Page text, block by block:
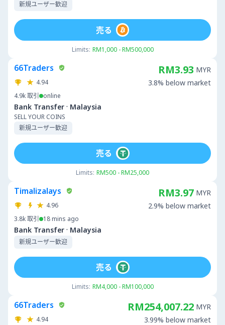
新規ユーザー歓迎
Limits: RM1,000 - RM500,000
売る
66Traders
4.94
4.9k取引 online
Bank Transfer · Malaysia
SELL YOUR COINS
新規ユーザー歓迎
RM3.93 MYR
3.8% below market
Limits: RM500 - RM25,000
売る
Timalizalays
4.96
3.8k取引 18 mins ago
Bank Transfer · Malaysia
新規ユーザー歓迎
RM3.97 MYR
2.9% below market
Limits: RM4,000 - RM100,000
売る
66Traders
4.94
RM254,007.22 MYR
3.99% below market